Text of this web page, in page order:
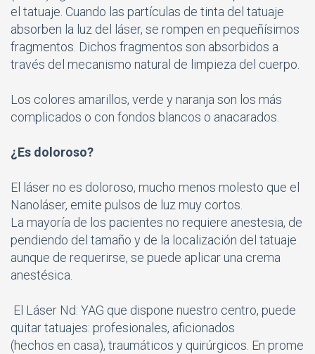
el tatuaje. Cuando las partículas de tinta del tatuaje
absorben la luz del láser, se rompen en pequeñísimos
fragmentos. Dichos fragmentos son absorbidos a
través del mecanismo natural de limpieza del cuerpo.
Los colores amarillos, verde y naranja son los más
complicados o con fondos blancos o anacarados.
¿Es doloroso?
El láser no es doloroso, mucho menos molesto que el
Nanoláser, emite pulsos de luz muy cortos.
La mayoría de los pacientes no requiere anestesia, de
pendiendo del tamaño y de la localización del tatuaje
aunque de requerirse, se puede aplicar una crema
anestésica.
El Láser Nd: YAG que dispone nuestro centro, puede
quitar tatuajes: profesionales, aficionados
(hechos en casa), traumáticos y quirúrgicos. En prome